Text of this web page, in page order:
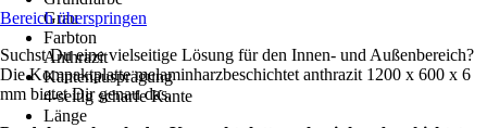
Grau
Farbton
Anthrazit
Kantenausprägung
4-seitig scharfe Kante
Länge
Bereich überspringen
Suchst Du eine vielseitige Lösung für den Innen- und Außenbereich?
Die Kompaktplatte melaminharzbeschichtet anthrazit 1200 x 600 x 6
mm bietet Dir genau das.